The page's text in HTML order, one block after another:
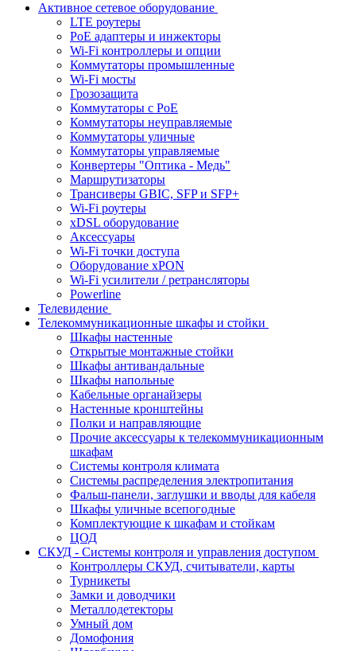
Активное сетевое оборудование
LTE роутеры
PoE адаптеры и инжекторы
Wi-Fi контроллеры и опции
Коммутаторы промышленные
Wi-Fi мосты
Грозозащита
Коммутаторы c PoE
Коммутаторы неуправляемые
Коммутаторы уличные
Коммутаторы управляемые
Конвертеры "Оптика - Медь"
Маршрутизаторы
Трансиверы GBIC, SFP и SFP+
Wi-Fi роутеры
xDSL оборудование
Аксессуары
Wi-Fi точки доступа
Оборудование хPON
Wi-Fi усилители / ретрансляторы
Powerline
Телевидение
Телекоммуникационные шкафы и стойки
Шкафы настенные
Открытые монтажные стойки
Шкафы антивандальные
Шкафы напольные
Кабельные органайзеры
Настенные кронштейны
Полки и направляющие
Прочие аксессуары к телекоммуникационным
шкафам
Системы контроля климата
Системы распределения электропитания
Фальш-панели, заглушки и вводы для кабеля
Шкафы уличные всепогодные
Комплектующие к шкафам и стойкам
ЦОД
СКУД - Системы контроля и управления доступом
Контроллеры СКУД, считыватели, карты
Турникеты
Замки и доводчики
Металлодетекторы
Умный дом
Домофония